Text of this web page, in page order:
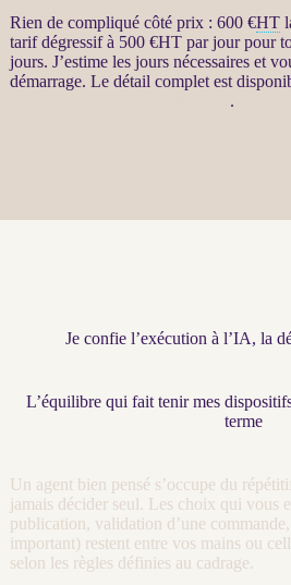
Rien de compliqué côté prix : 600 €HT
tarif dégressif à 500 €HTpar jour pour
jours. J’estime les jours nécessaires et
démarrage. Le détail complet est
.
Je confie l’exécution à l’IA, la
L’équilibre qui fait tenir mes
terme
Un agent bien pensé s’occupe du
jamais décider seul. Les choix qui vous
publication, validation d’une
important) restent entre vos mains ou
selon les règles définies au cadrage.